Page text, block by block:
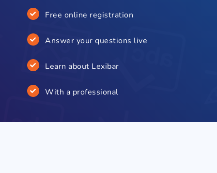
Free online registration
Answer your questions live
Learn about Lexibar
With a professional